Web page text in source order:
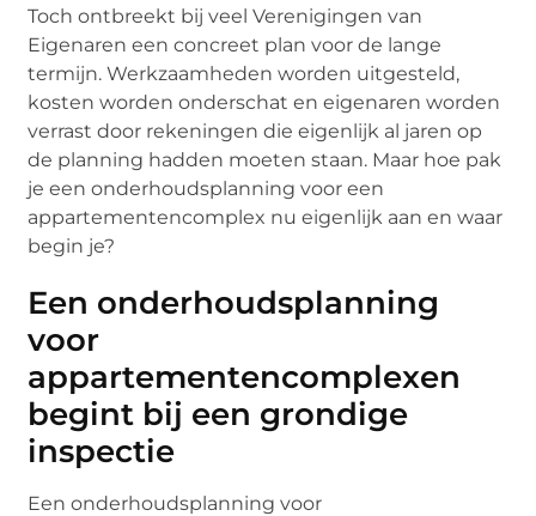
Toch ontbreekt bij veel Verenigingen van
Eigenaren een concreet plan voor de lange
termijn. Werkzaamheden worden uitgesteld,
kosten worden onderschat en eigenaren worden
verrast door rekeningen die eigenlijk al jaren op
de planning hadden moeten staan. Maar hoe pak
je een onderhoudsplanning voor een
appartementencomplex nu eigenlijk aan en waar
begin je?
Een onderhoudsplanning
voor
appartementencomplexen
begint bij een grondige
inspectie
Een onderhoudsplanning voor